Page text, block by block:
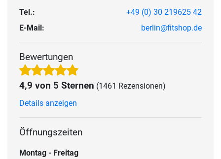
Tel.:
+49 (0) 30 219625 42
E-Mail:
berlin@fitshop.de
Bewertungen
4,9 von 5 Sternen (1461 Rezensionen)
Details anzeigen
Öffnungszeiten
Montag - Freitag